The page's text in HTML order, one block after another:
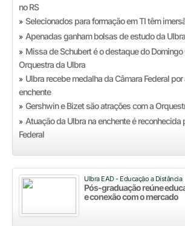
no RS
» Selecionados para formação em TI têm
» Apenadas ganham bolsas de estudo da Ulbra
» Missa de Schubert é o destaque do
Orquestra da Ulbra
» Ulbra recebe medalha da Câmara Federal
enchente
» Gershwin e Bizet são atrações com a
» Atuação da Ulbra na enchente é reconhecida
Federal
Ulbra EAD - Educação a Distância
Pós-graduação reúne
e conexão com o mercado